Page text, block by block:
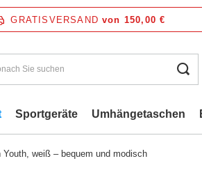
GRATISVERSAND von 150,00 €
Sportgeräte Umhängetaschen
Youth, weiß – bequem und modisch